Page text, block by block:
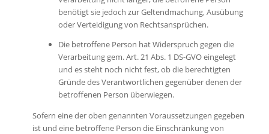
benötigt sie jedoch zur Geltendmachung, Ausübung
oder Verteidigung von Rechtsansprüchen.
Die betroffene Person hat Widerspruch gegen die
Verarbeitung gem. Art. 21 Abs. 1 DS-GVO eingelegt
und es steht noch nicht fest, ob die berechtigten
Gründe des Verantwortlichen gegenüber denen der
betroffenen Person überwiegen.
Sofern eine der oben genannten Voraussetzungen gegeben
ist und eine betroffene Person die Einschränkung von